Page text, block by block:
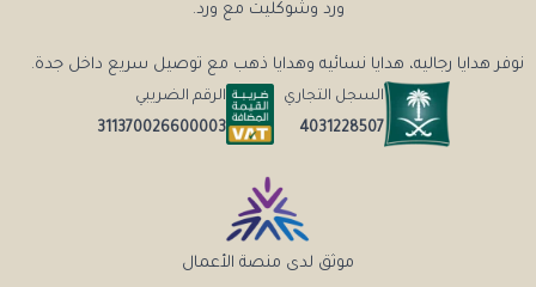
ورد وشوكليت مع ورد.
نوفر هدايا رجاليه، هدايا نسائيه وهدايا ذهب مع توصيل سريع داخل جدة.
السجل التجاري
4031228507
الرقم الضريبي
311370026600003
موثق لدى منصة الأعمال